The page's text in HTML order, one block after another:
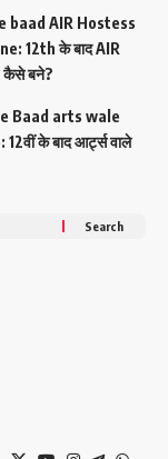
baad AIR Hostess
12th के बाद AIR
बने?
Baad arts wale
के बाद आर्ट्स वाले